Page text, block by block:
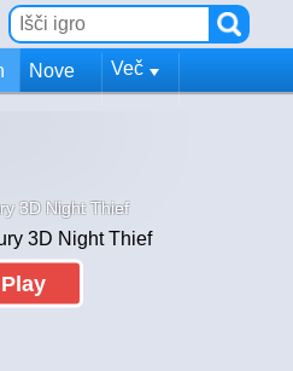
Nove Več
3D Night Thief
Play